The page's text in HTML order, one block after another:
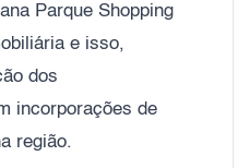
Parque Shopping
e isso,
dos
incorporações de
região.